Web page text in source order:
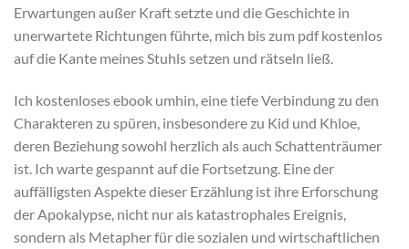
Erwartungen außer Kraft setzte und die Geschichte in
unerwartete Richtungen führte, mich bis zum pdf kostenlos
auf die Kante meines Stuhls setzen und rätseln ließ.
Ich kostenloses ebook umhin, eine tiefe Verbindung zu den
Charakteren zu spüren, insbesondere zu Kid und Khloe,
deren Beziehung sowohl herzlich als auch Schattenträumer
ist. Ich warte gespannt auf die Fortsetzung. Eine der
auffälligsten Aspekte dieser Erzählung ist ihre Erforschung
der Apokalypse, nicht nur als katastrophales Ereignis,
sondern als Metapher für die sozialen und wirtschaftlichen